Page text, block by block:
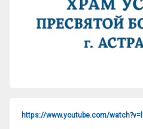
https://www.youtube.com/